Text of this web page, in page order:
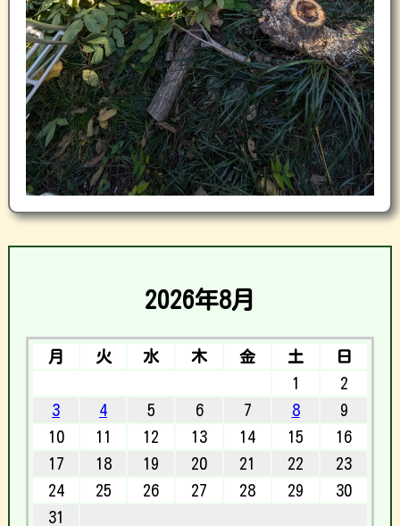
2026年8月
月 火 水 木 金 土
日
1
2
3
4 5 6 7 8
9
10
11 12 13 14 15
16
17
18 19 20 21 22
23
24
25 26 27 28 29
30
31